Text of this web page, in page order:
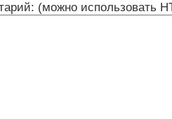
(можно использовать